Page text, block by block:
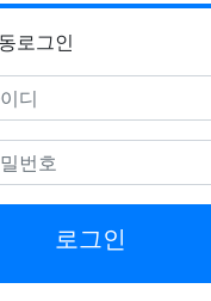
로그인
수
필수
로그인